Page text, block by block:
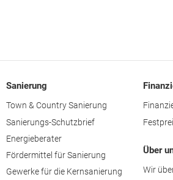
Sanierung
Town & Country Sanierung
Sanierungs-Schutzbrief
Energieberater
Fördermittel für Sanierung
Gewerke für die Kernsanierung
Über
Wir